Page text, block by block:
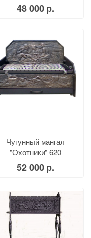
48 000 р.
Чугунный мангал
"Охотники" 620
52 000 р.